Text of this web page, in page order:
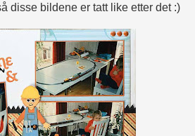
disse bildene er tatt like etter det :)